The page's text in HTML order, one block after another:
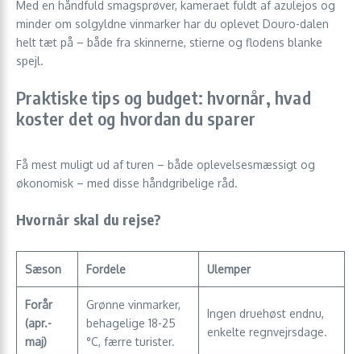
Med en håndfuld smagsprøver, kameraet fuldt af azulejos og
minder om solgyldne vinmarker har du oplevet Douro-dalen
helt tæt på – både fra skinnerne, stierne og flodens blanke
spejl.
Praktiske tips og budget: hvornår, hvad
koster det og hvordan du sparer
Få mest muligt ud af turen – både oplevelsesmæssigt og
økonomisk – med disse håndgribelige råd.
Hvornår skal du rejse?
Sæson Fordele Ulemper
Forår
(apr.-
maj)
Grønne vinmarker,
behagelige 18-25
°C, færre turister.
Ingen druehøst endnu,
enkelte regnvejrsdage.